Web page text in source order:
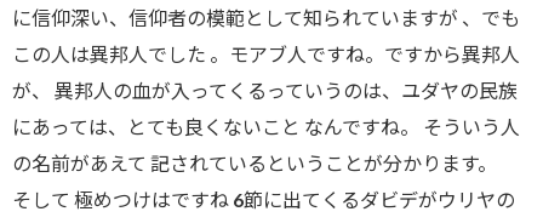
に信仰深い、信仰者の模範として知られていますが 、でも
この人は異邦人でした 。モアブ人ですね。ですから異邦人
が、 異邦人の血が入ってくるっていうのは、ユダヤの民族
にあっては、とても良くないこと なんですね。 そういう人
の名前があえて 記されているということが分かります。
そして 極めつけはですね 6節に出てくるダビデがウリヤの